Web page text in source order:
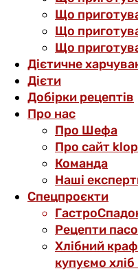
Що
Що
Що
Дієтичне
Дієти
Добірки рецептів
Про нас
Про Шефа
Про сайт
Команда
Наші
Спецпроєкти
Рецепти
Хлібний
купуємо хліб